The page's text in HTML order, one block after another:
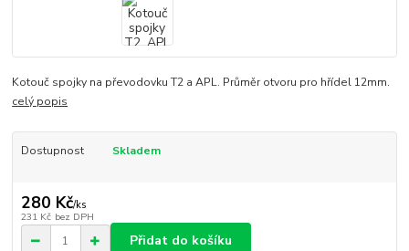
Kotouč spojky na převodovku T2 a APL. Průměr otvoru pro hřídel 12mm.
celý popis
Dostupnost Skladem
280 Kč/ks
231 Kč bez DPH
Přidat do košíku